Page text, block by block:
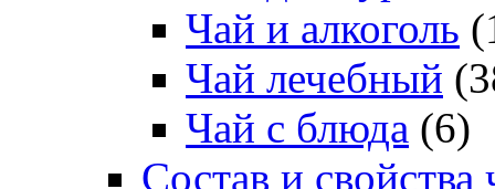
Чай и алкоголь
Чай лечебный
Чай с блюда (6)
Состав и свойства